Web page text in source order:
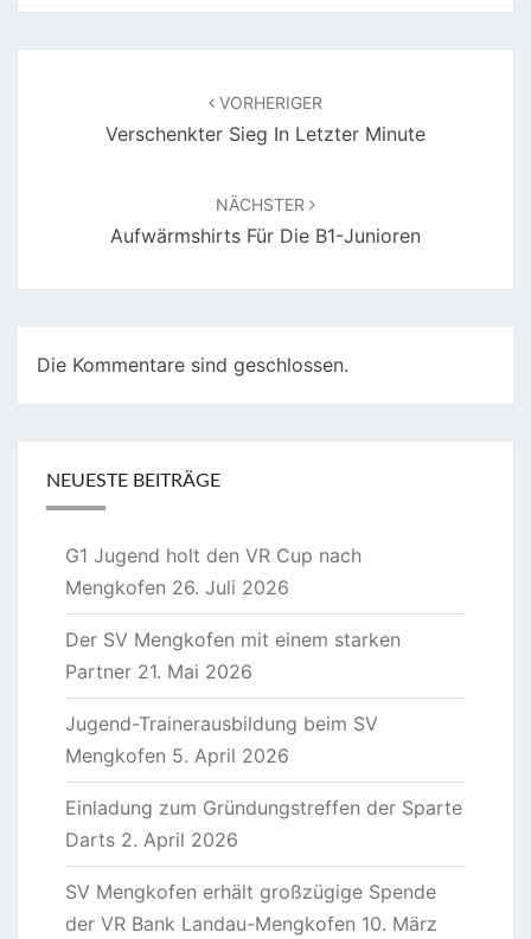
VORHERIGER
Verschenkter Sieg In Letzter Minute
NÄCHSTER
Aufwärmshirts Für Die B1-Junioren
Die Kommentare sind geschlossen.
NEUESTE BEITRÄGE
G1 Jugend holt den VR Cup nach
Mengkofen 26. Juli 2026
Der SV Mengkofen mit einem starken
Partner 21. Mai 2026
Jugend-Trainerausbildung beim SV
Mengkofen 5. April 2026
Einladung zum Gründungstreffen der Sparte
Darts 2. April 2026
SV Mengkofen erhält großzügige Spende
der VR Bank Landau-Mengkofen 10. März